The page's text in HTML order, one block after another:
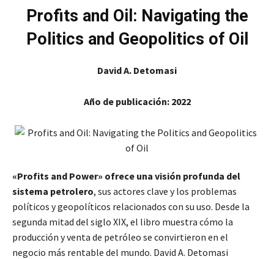
Profits and Oil: Navigating the
Politics and Geopolitics of Oil
David A. Detomasi
Año de publicación: 2022
«Profits and Power» ofrece una visión profunda del
sistema petrolero, sus actores clave y los problemas
políticos y geopolíticos relacionados con su uso. Desde la
segunda mitad del siglo XIX, el libro muestra cómo la
producción y venta de petróleo se convirtieron en el
negocio más rentable del mundo. David A. Detomasi